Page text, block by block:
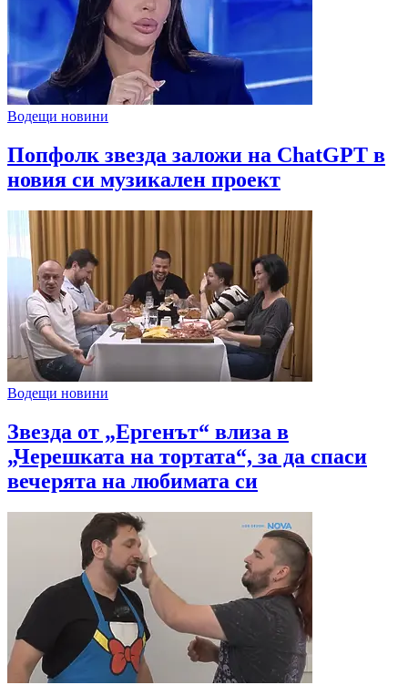
Водещи новини
Попфолк звезда заложи на ChatGPT в
новия си музикален проект
Водещи новини
Звезда от „Ергенът“ влиза в
„Черешката на тортата“, за да спаси
вечерята на любимата си